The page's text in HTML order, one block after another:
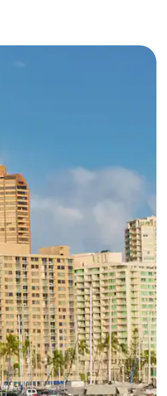
en appuyant et en faisant glisser.